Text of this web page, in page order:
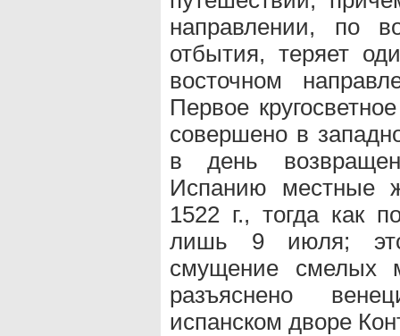
направлении, по
отбытия, теряет
восточном
Первое
совершено в
в день
Испанию местные
1522 г., тогда как
лишь 9 июля;
смущение смелых
разъяснено
испанском дворе